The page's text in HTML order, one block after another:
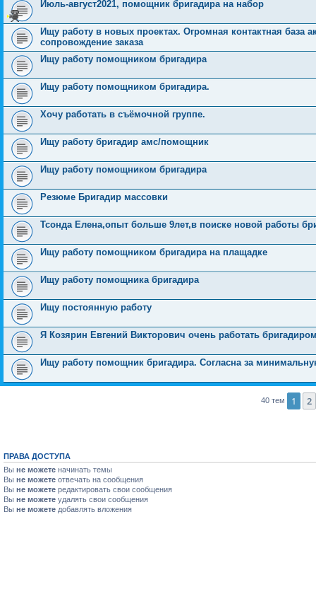
Июль-август2021, помощник бригадира на набор
Ищу работу в новых проектах. Огромная контактная база
сопровождение заказа
Ищу работу помощником бригадира
Ищу работу помощником бригадира.
Хочу работать в съёмочной группе.
Ищу работу бригадир амс/помощник
Ищу работу помощником бригадира
Резюме Бригадир массовки
Тсонда Елена,опыт больше 9лет,в поиске новой работы
Ищу работу помощником бригадира на плащадке
Ищу работу помощника бригадира
Ищу постоянную работу
Я Козярин Евгений Викторович очень работать
Ищу работу помощник бригадира. Согласна за
40 тем 1 2
ПРАВА ДОСТУПА
Вы не можете начинать темы
Вы не можете отвечать на сообщения
Вы не можете редактировать свои сообщения
Вы не можете удалять свои сообщения
Вы не можете добавлять вложения